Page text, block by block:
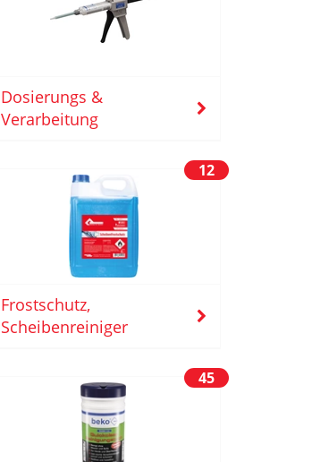
Dosierungs &
Verarbeitung
12
Frostschutz,
Scheibenreiniger
45